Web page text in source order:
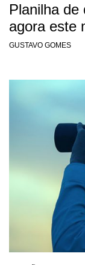
Planilha
agora este
GUSTAVO GOMES